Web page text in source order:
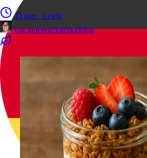
45 min · Leicht
von janesvielfaltfoodblog